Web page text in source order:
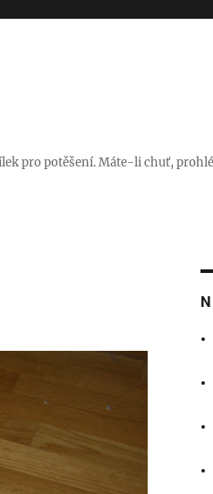
pro potěšení. Máte-li chuť,